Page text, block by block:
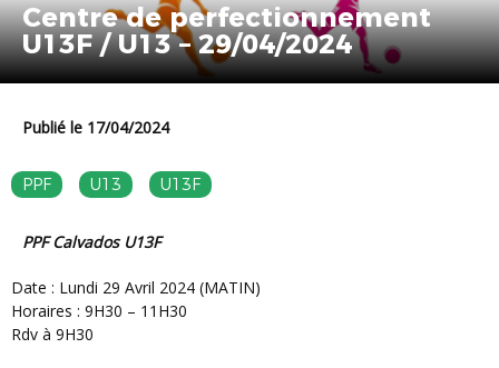
Centre de perfectionnement
U13F / U13 – 29/04/2024
Publié le 17/04/2024
PPF U13 U13F
PPF Calvados U13F
Date : Lundi 29 Avril 2024 (MATIN)
Horaires : 9H30 – 11H30
Rdv à 9H30